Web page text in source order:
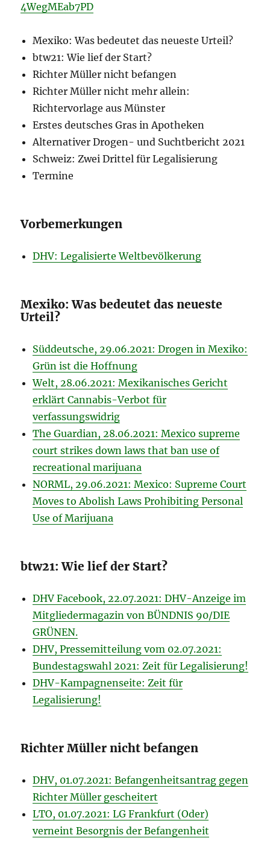
4WegMEab7PD
Mexiko: Was bedeutet das neueste Urteil?
btw21: Wie lief der Start?
Richter Müller nicht befangen
Richter Müller nicht mehr allein:
Richtervorlage aus Münster
Erstes deutsches Gras in Apotheken
Alternativer Drogen- und Suchtbericht 2021
Schweiz: Zwei Drittel für Legalisierung
Termine
Vorbemerkungen
DHV: Legalisierte Weltbevölkerung
Mexiko: Was bedeutet das neueste
Urteil?
Süddeutsche, 29.06.2021: Drogen in Mexiko:
Grün ist die Hoffnung
Welt, 28.06.2021: Mexikanisches Gericht
erklärt Cannabis-Verbot für
verfassungswidrig
The Guardian, 28.06.2021: Mexico supreme
court strikes down laws that ban use of
recreational marijuana
NORML, 29.06.2021: Mexico: Supreme Court
Moves to Abolish Laws Prohibiting Personal
Use of Marijuana
btw21: Wie lief der Start?
DHV Facebook, 22.07.2021: DHV-Anzeige im
Mitgliedermagazin von BÜNDNIS 90/DIE
GRÜNEN.
DHV, Pressemitteilung vom 02.07.2021:
Bundestagswahl 2021: Zeit für Legalisierung!
DHV-Kampagnenseite: Zeit für
Legalisierung!
Richter Müller nicht befangen
DHV, 01.07.2021: Befangenheitsantrag gegen
Richter Müller gescheitert
LTO, 01.07.2021: LG Frankfurt (Oder)
verneint Besorgnis der Befangenheit